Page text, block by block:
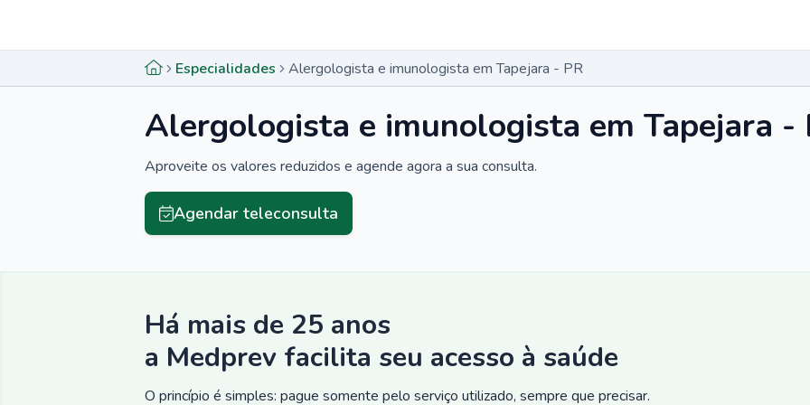
Especialidades Alergologista e imunologista em Tapejara - PR
Alergologista e imunologista em Tapejara -
Aproveite os valores reduzidos e agende agora a sua consulta.
Agendar teleconsulta
Há mais de 25 anos
a Medprev facilita seu acesso à saúde
O princípio é simples: pague somente pelo serviço utilizado, sempre que precisar.